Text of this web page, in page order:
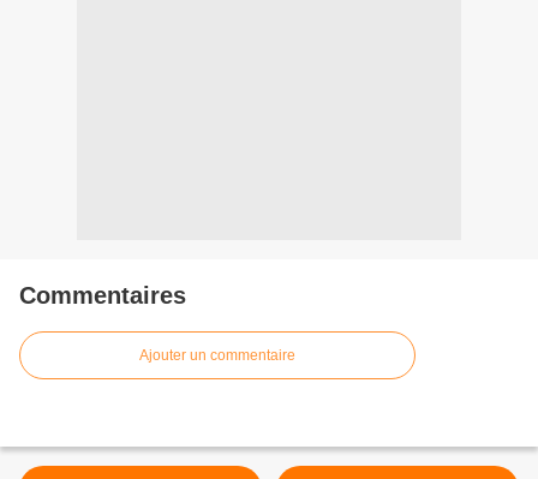
Commentaires
Ajouter un commentaire